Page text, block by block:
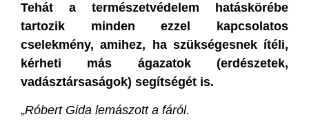
Tehát a természetvédelem hatáskörébe
tartozik minden ezzel kapcsolatos
cselekmény, amihez, ha szükségesnek ítéli,
kérheti más ágazatok (erdészetek,
vadásztársaságok) segítségét is.
„Róbert Gida lemászott a fáról.